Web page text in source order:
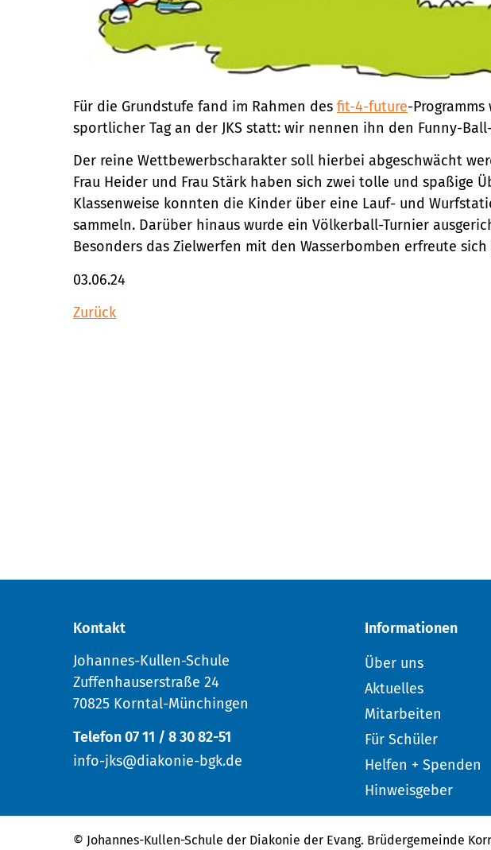
Für die Grundstufe fand im Rahmen des fit-4-future-
sportlicher Tag an der JKS statt: wir nennen ihn den Funny-
Der reine Wettbewerbscharakter soll hierbei abgeschwächt
Frau Heider und Frau Stärk haben sich zwei tolle und spaßige
Klassenweise konnten die Kinder über eine Lauf- und
sammeln. Darüber hinaus wurde ein Völkerball-Turnier
Besonders das Zielwerfen mit den Wasserbomben erfreute
03.06.24
Zurück
Kontakt
Johannes-Kullen-Schule
Zuffenhauserstraße 24
70825 Korntal-Münchingen
Telefon 07 11 / 8 30 82-51
info-jks@diakonie-bgk.de
Informationen
Über uns
Aktuelles
Mitarbeiten
Für Schüler
Helfen + Spenden
Hinweisgeber
© Johannes-Kullen-Schule der Diakonie der Evang. Brüdergemeinde